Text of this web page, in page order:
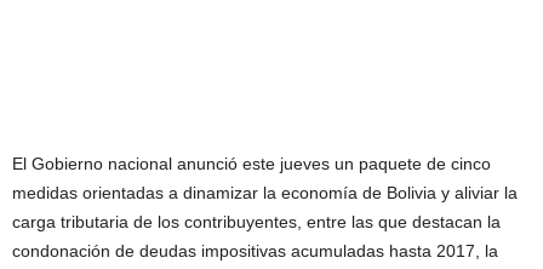
El Gobierno nacional anunció este jueves un paquete de cinco
medidas orientadas a dinamizar la economía de Bolivia y aliviar la
carga tributaria de los contribuyentes, entre las que destacan la
condonación de deudas impositivas acumuladas hasta 2017, la